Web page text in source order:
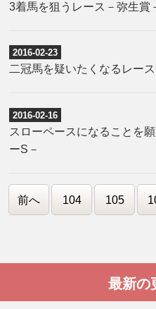
​3着馬を狙うレース－弥生賞
2016-02-23
二冠馬を疑いたくなるレー
2016-02-16
スローペースになることを
ーS－
前へ 104 105
最新の